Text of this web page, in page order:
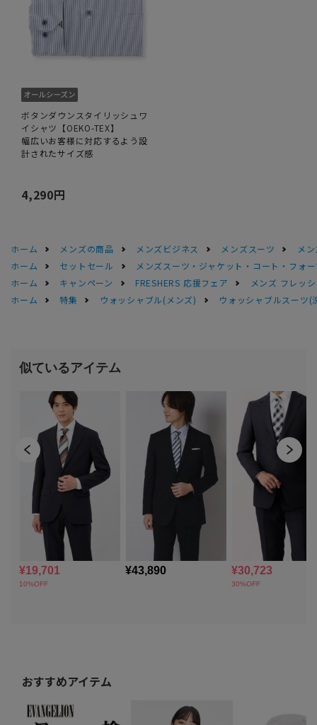
ボタンダウンスタイリッシュワ
イシャツ【OEKO-TEX】
幅広いお客様に対応するよう設
計されたサイズ感
4,290円
ホーム メンズの商品 メンズビジネス メンズスーツ
メ
ホーム
セットセール
メンズスーツ・ジャケット・コート・フォ
ホーム
キャンペーン FRESHERS 応援フェア
メンズ フレッ
ホーム
特集 ウォッシャブル(メンズ) ウォッシャブルスーツ(